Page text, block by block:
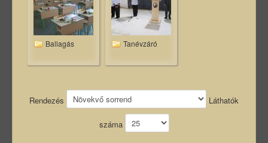
Ballagás Tanévzáró
Rendezés Láthatók
száma